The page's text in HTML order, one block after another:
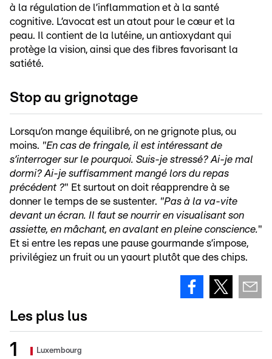
à la régulation de l’inflammation et à la santé
cognitive. L’avocat est un atout pour le cœur et la
peau. Il contient de la lutéine, un antioxydant qui
protège la vision, ainsi que des fibres favorisant la
satiété.
Stop au grignotage
Lorsqu’on mange équilibré, on ne grignote plus, ou
moins. "En cas de fringale, il est intéressant de
s’interroger sur le pourquoi. Suis-je stressé? Ai-je mal
dormi? Ai-je suffisamment mangé lors du repas
précédent ?" Et surtout on doit réapprendre à se
donner le temps de se sustenter. "Pas à la va-vite
devant un écran. Il faut se nourrir en visualisant son
assiette, en mâchant, en avalant en pleine conscience."
Et si entre les repas une pause gourmande s’impose,
privilégiez un fruit ou un yaourt plutôt que des chips.
Les plus lus
Luxembourg